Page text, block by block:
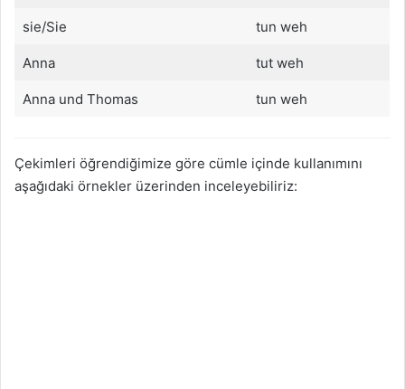
sie/Sie tun weh
Anna tut weh
Anna und Thomas tun weh
Çekimleri öğrendiğimize göre cümle içinde kullanımını
aşağıdaki örnekler üzerinden inceleyebiliriz: